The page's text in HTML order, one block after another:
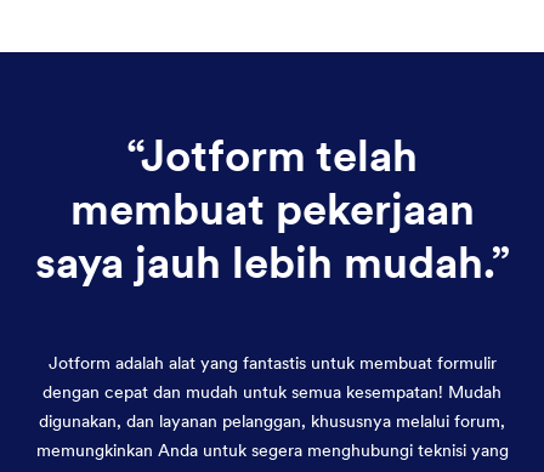
“Jotform telah
membuat pekerjaan
saya jauh lebih mudah.”
Jotform adalah alat yang fantastis untuk membuat formulir
dengan cepat dan mudah untuk semua kesempatan! Mudah
digunakan, dan layanan pelanggan, khususnya melalui forum,
memungkinkan Anda untuk segera menghubungi teknisi yang